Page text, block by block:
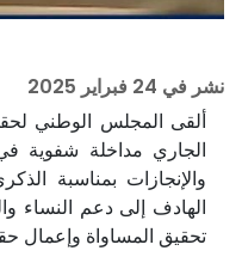
نشر في 24 فبراير 2025
الجاري مداخلة شفوية
الهادف إلى دعم النساء
تحقيق المساواة وإعمال